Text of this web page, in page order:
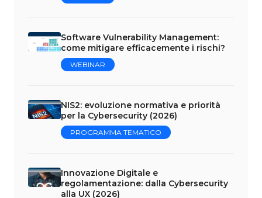
Software Vulnerability Management:
come mitigare efficacemente i rischi?
WEBINAR
NIS2: evoluzione normativa e priorità
per la Cybersecurity (2026)
PROGRAMMA TEMATICO
Innovazione Digitale e
regolamentazione: dalla Cybersecurity
alla UX (2026)